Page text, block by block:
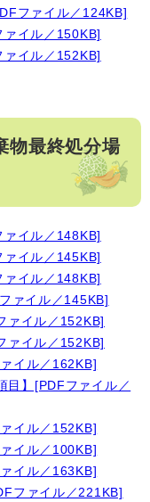
ファイル／124KB]
イル／150KB]
イル／152KB]
最終処分場
イル／148KB]
イル／145KB]
イル／148KB]
ァイル／145KB]
ァイル／152KB]
ァイル／152KB]
イル／162KB]
目】[PDFファイル／
イル／152KB]
イル／100KB]
イル／163KB]
ファイル／221KB]